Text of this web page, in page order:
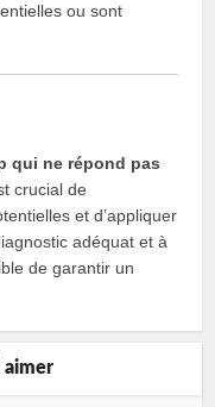
ou sont
qui ne répond pas
crucial de
et d’appliquer
adéquat et à
de garantir un
aimer